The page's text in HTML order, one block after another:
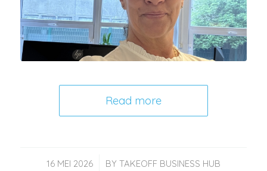
Read more
16 MEI 2026
/ BY TAKEOFF BUSINESS HUB